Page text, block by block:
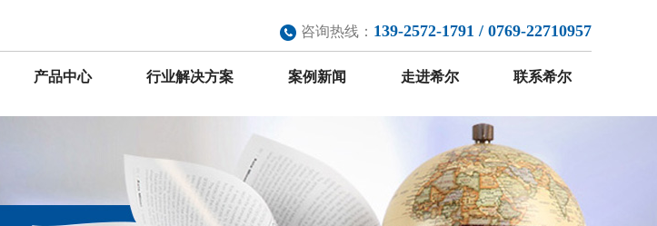
咨询热线： 139-2572-1791 / 0769-22710957
产品中心 行业解决方案 案例新闻 走进希尔 联系希尔